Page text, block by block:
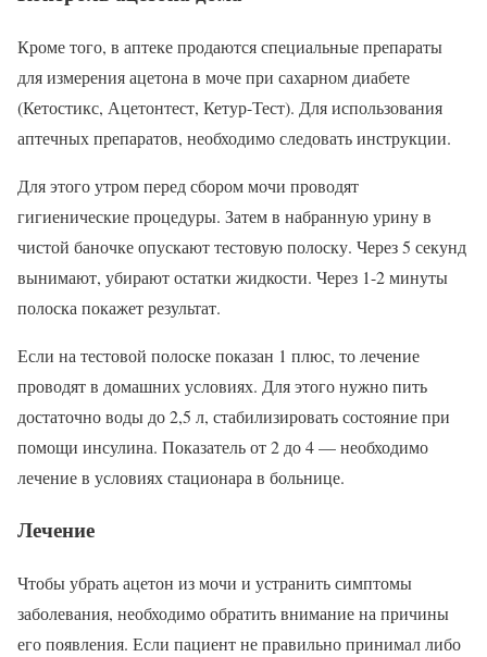
Кроме того, в аптеке продаются специальные препараты
для измерения ацетона в моче при сахарном диабете
(Кетостикс, Ацетонтест, Кетур-Тест). Для использования
аптечных препаратов, необходимо следовать инструкции.
Для этого утром перед сбором мочи проводят
гигиенические процедуры. Затем в набранную урину в
чистой баночке опускают тестовую полоску. Через 5 секунд
вынимают, убирают остатки жидкости. Через 1-2 минуты
полоска покажет результат.
Если на тестовой полоске показан 1 плюс, то лечение
проводят в домашних условиях. Для этого нужно пить
достаточно воды до 2,5 л, стабилизировать состояние при
помощи инсулина. Показатель от 2 до 4 — необходимо
лечение в условиях стационара в больнице.
Лечение
Чтобы убрать ацетон из мочи и устранить симптомы
заболевания, необходимо обратить внимание на причины
его появления. Если пациент не правильно принимал либо